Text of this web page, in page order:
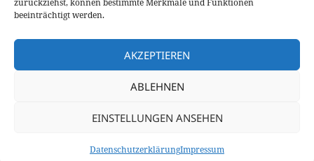
zurückziehst, können bestimmte Merkmale und Funktionen
beeinträchtigt werden.
AKZEPTIEREN
ABLEHNEN
EINSTELLUNGEN ANSEHEN
DatenschutzerklärungImpressum
VORHERIGER
Beitrag:
Neuer Cadillac CT5 wird alten CTS
ablösen
BMW X7 xDrive40i (G07) Fahrbericht: der
Datenschutzerklärung Stolz präsentiert von WordPress